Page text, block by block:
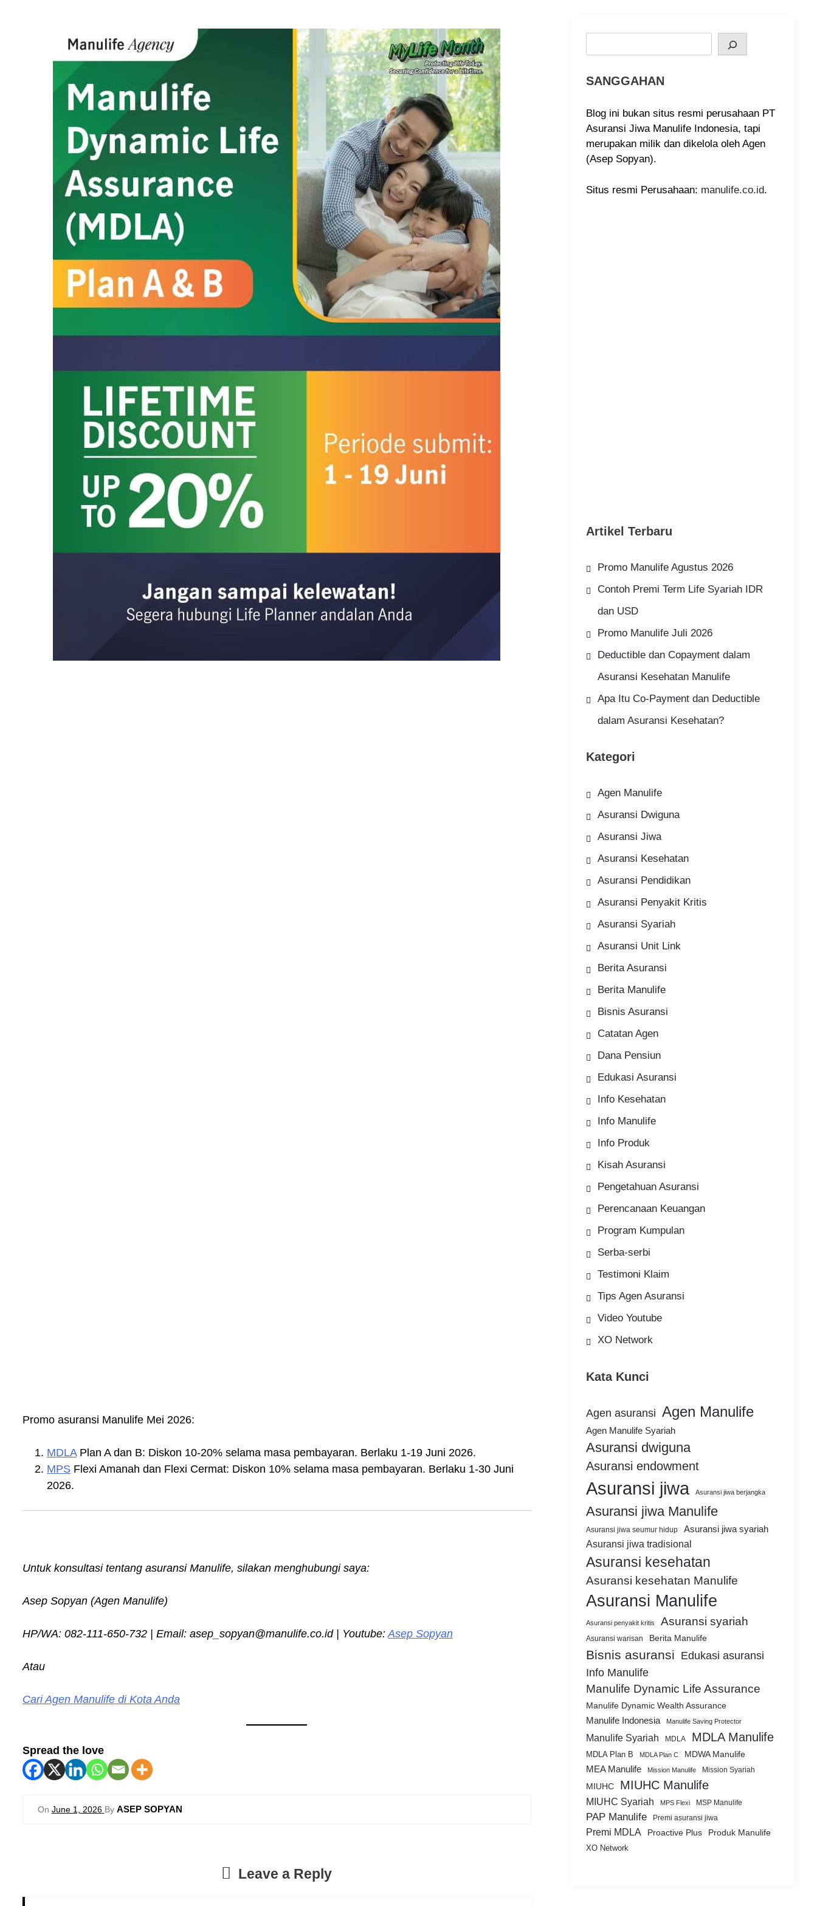
Promo asuransi Manulife Mei 2026:
MDLAPlan A dan B: Diskon 10-20% selama masa pembayaran. Berlaku 1-19 Juni 2026.
MPS Flexi Amanah dan Flexi Cermat: Diskon 10% selama masa pembayaran. Berlaku 1-30 Juni
2026.
Untuk konsultasi tentang asuransi Manulife, silakan menghubungi saya:
Asep Sopyan (Agen Manulife)
HP/WA: 082-111-650-732 | Email: asep_sopyan@manulife.co.id | Youtube:Asep Sopyan
Atau
Cari Agen Manulife di Kota Anda
Spread the love
On June 1, 2026 By ASEP SOPYAN
Leave a Reply
SANGGAHAN
Blog ini bukan situs resmi perusahaan PT
Asuransi Jiwa Manulife Indonesia, tapi
merupakan milik dan dikelola oleh Agen
(Asep Sopyan).
Situs resmi Perusahaan: manulife.co.id.
Artikel Terbaru
Promo Manulife Agustus 2026
Contoh Premi Term Life Syariah IDR
dan USD
Promo Manulife Juli 2026
Deductible dan Copayment dalam
Asuransi Kesehatan Manulife
Apa Itu Co-Payment dan Deductible
dalam Asuransi Kesehatan?
Kategori
Agen Manulife
Asuransi Dwiguna
Asuransi Jiwa
Asuransi Kesehatan
Asuransi Pendidikan
Asuransi Penyakit Kritis
Asuransi Syariah
Asuransi Unit Link
Berita Asuransi
Berita Manulife
Bisnis Asuransi
Catatan Agen
Dana Pensiun
Edukasi Asuransi
Info Kesehatan
Info Manulife
Info Produk
Kisah Asuransi
Pengetahuan Asuransi
Perencanaan Keuangan
Program Kumpulan
Serba-serbi
Testimoni Klaim
Tips Agen Asuransi
Video Youtube
XO Network
Kata Kunci
Agen asuransi Agen Manulife
Agen Manulife Syariah
Asuransi dwiguna
Asuransi endowment
Asuransi jiwa Asuransi jiwa berjangka
Asuransi jiwa Manulife
Asuransi jiwa seumur hidup Asuransi jiwa syariah
Asuransi jiwa tradisional
Asuransi kesehatan
Asuransi kesehatan Manulife
Asuransi Manulife
Asuransi penyakit kritis Asuransi syariah
Asuransi warisan Berita Manulife
Bisnis asuransi Edukasi asuransi
Info Manulife
Manulife Dynamic Life Assurance
Manulife Dynamic Wealth Assurance
Manulife Indonesia
Manulife Saving Protector
Manulife Syariah MDLA MDLA Manulife
MDLA Plan B MDLA Plan C MDWA Manulife
MEA Manulife Mission Manulife Mission Syariah
MIUHC MIUHC Manulife
MIUHC Syariah MPS Flexi MSP Manulife
PAP Manulife Premi asuransi jiwa
Premi MDLA Proactive Plus Produk Manulife
XO Network